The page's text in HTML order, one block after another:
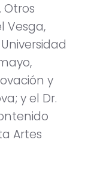
Vesga,
y
y el Dr.
Artes